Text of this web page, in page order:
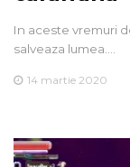
In aceste vremuri
salveaza lumea.…
14 martie 2020